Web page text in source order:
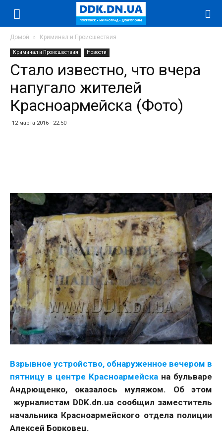
Домой Криминал и Происшествия
Криминал и Происшествия Новости
Стало известно, что вчера
напугало жителей
Красноармейска (Фото)
12 марта 2016 - 22:50
Взрывное устройство, обнаруженное вечером в
пятницу в центре Красноармейска на бульваре
Андрющенко, оказалось муляжом. Об этом
журналистам DDK.dn.ua сообщил заместитель
начальника Красноармейского отдела полиции
Алексей Борковец.